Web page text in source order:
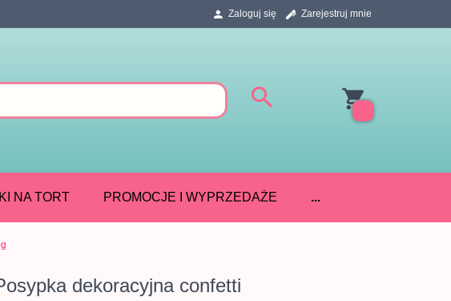
Zaloguj się Zarejestruj mnie
NA TORT PROMOCJE I WYPRZEDAŻE ...
dekoracyjna confetti